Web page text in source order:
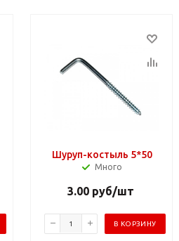
Шуруп-костыль 5*50
Много
3.00руб/шт
В КОРЗИНУ